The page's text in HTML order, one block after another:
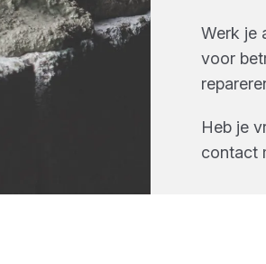
Werk je
voor
Heb je
contact